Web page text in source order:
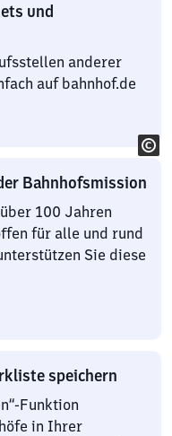
und
anderer
auf bahnhof.de
Bahnhofsmission
100 Jahren
für alle und rund
Sie diese
speichern
Funktion
in Ihrer